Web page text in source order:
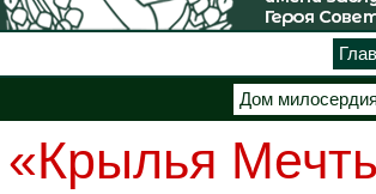
Дом милосердия
«Крылья